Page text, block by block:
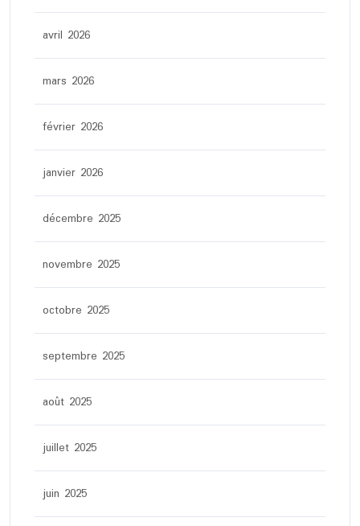
avril 2026
mars 2026
février 2026
janvier 2026
décembre 2025
novembre 2025
octobre 2025
septembre 2025
août 2025
juillet 2025
juin 2025